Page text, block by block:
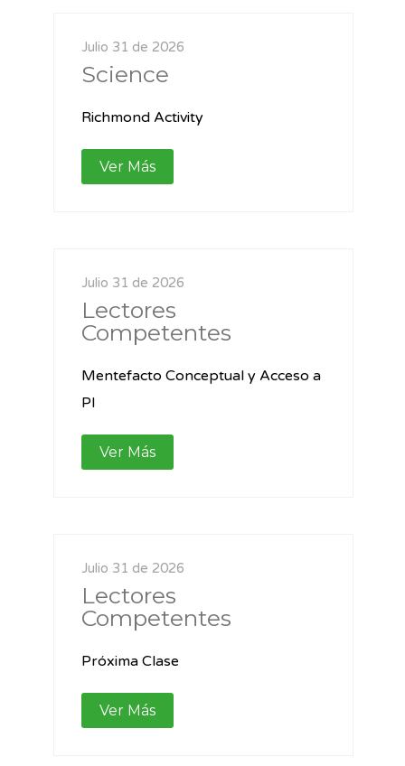
Julio 31 de 2026
Science
Richmond Activity
Ver Más
Julio 31 de 2026
Lectores
Competentes
Mentefacto Conceptual y Acceso a
PI
Ver Más
Julio 31 de 2026
Lectores
Competentes
Próxima Clase
Ver Más